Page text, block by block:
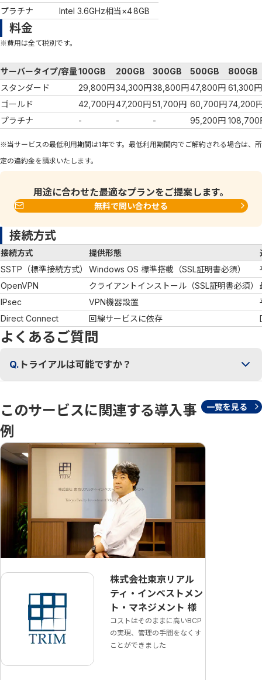
プラチナ
Intel 3.6GHz相当×48GB
料金
※費用は全て税別です。
サーバータイプ/容量100GB 200GB 300GB 500GB
800GB
スタンダード
29,800円34,300円38,800円47,800円 61,300円
ゴールド
42,700円47,200円51,700円 60,700円74,200
プラチナ
- - - 95,200円 108,700
※当サービスの最低利用期間は1年です。最低利用期間内でご解約される場合は、所
定の違約金を請求いたします。
用途に合わせた最適なプランをご提案します。
無料で問い合わせる
接続方式
接続方式 提供形態
SSTP（標準接続方式）
Windows OS 標準搭載（SSL証明書必須）
OpenVPN
クライアントインストール（SSL証明書必須）
IPsec
VPN機器設置
Direct Connect
回線サービスに依存
よくあるご質問
Q. トライアルは可能ですか？
このサービスに関連する導入事
例
一覧を見る
株式会社東京リアル
ティ・インベストメン
ト・マネジメント 様
コストはそのままに高いBCP
の実現、管理の手間をなくす
ことができました